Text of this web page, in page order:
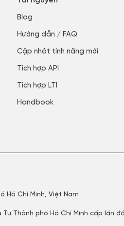
Blog​
Hướng dẫn / FAQ​
Cập nhật tính năng mới​
Tích hợp API​
Tích hợp LTI
Handbook
Hồ Chí Minh, Việt Nam
Thành phố Hồ Chí Minh cấp lần